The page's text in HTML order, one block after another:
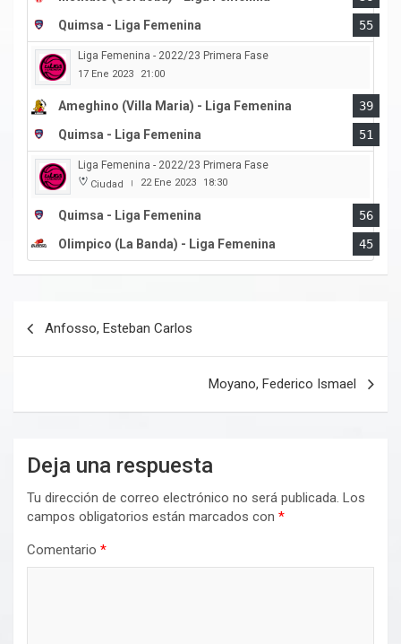
Quimsa - Liga Femenina
55
Liga Femenina - 2022/23 Primera Fase
17 Ene 2023 21:00
Ameghino (Villa Maria) - Liga Femenina
39
Quimsa - Liga Femenina
51
Liga Femenina - 2022/23 Primera Fase
Ciudad | 22 Ene 2023 18:30
Quimsa - Liga Femenina
56
Olimpico (La Banda) - Liga Femenina
45
Anfosso, Esteban Carlos
Moyano, Federico Ismael
Deja una respuesta
Tu dirección de correo electrónico no será publicada. Los
campos obligatorios están marcados con *
Comentario *